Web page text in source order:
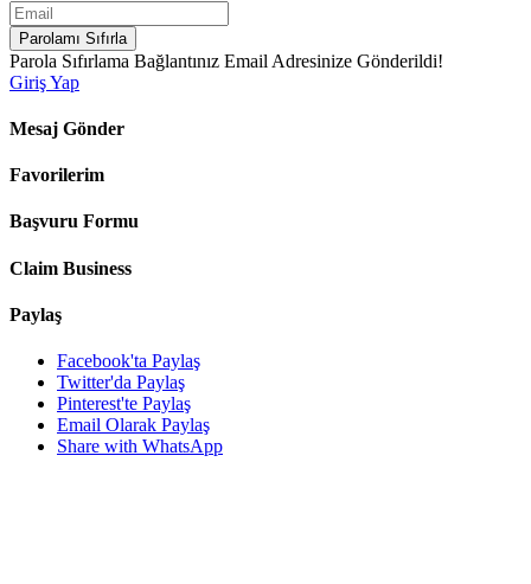
Parolamı Sıfırla
Parola Sıfırlama Bağlantınız Email Adresinize Gönderildi!
Giriş Yap
Mesaj Gönder
Favorilerim
Başvuru Formu
Claim Business
Paylaş
Facebook'ta Paylaş
Twitter'da Paylaş
Pinterest'te Paylaş
Email Olarak Paylaş
Share with WhatsApp